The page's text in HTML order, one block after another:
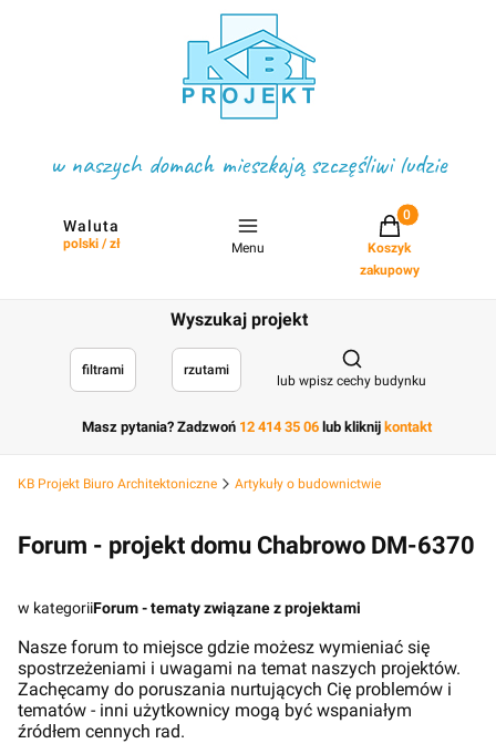
w naszych domach mieszkają szczęśliwi ludzie
Waluta
polski / zł Menu
Projekty w
Koszyk
zakupowy
Wyszukaj projekt
filtrami rzutami
Otwórz
lub wpisz cechy budynku
Masz pytania? Zadzwoń 12 414 35 06 lub kliknij kontakt
KB Projekt Biuro Architektoniczne Artykuły o budownictwie
Forum - projekt domu Chabrowo DM-6370
w kategoriiForum - tematy związane z projektami
Nasze forum to miejsce gdzie możesz wymieniać się
spostrzeżeniami i uwagami na temat naszych projektów.
Zachęcamy do poruszania nurtujących Cię problemów i
tematów - inni użytkownicy mogą być wspaniałym
źródłem cennych rad.